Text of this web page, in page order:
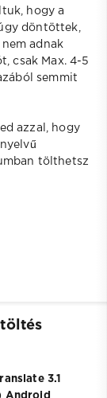
hogy a
döntöttek,
adnak
csak Max. 4-5
semmit
azzal, hogy
tölthetsz
3.1
Android